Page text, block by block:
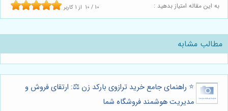
به این مقاله امتیاز بدهید : 10 / 10 از 1 کاربر
مطالب مشابه
⭐️ راهنمای جامع خرید ترازوی بارکد زن ⚖️: ارتقای فروش و
مدیریت هوشمند فروشگاه شما